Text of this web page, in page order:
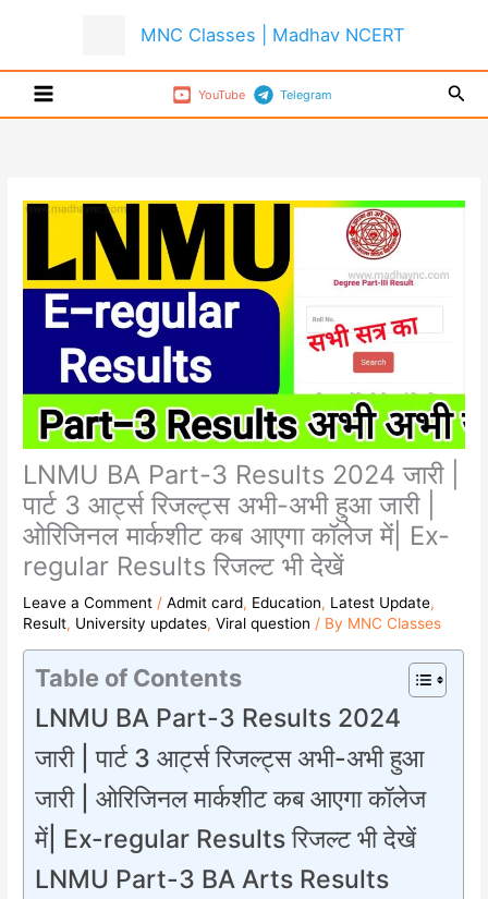
MNC Classes | Madhav NCERT
YouTube Telegram
LNMU BA Part-3 Results 2024 जारी |
पार्ट 3 आर्ट्स रिजल्ट्स अभी-अभी हुआ जारी |
ओरिजिनल मार्कशीट कब आएगा कॉलेज में| Ex-
regular Results रिजल्ट भी देखें
Leave a Comment /Admit card, Education, Latest Update,
Result, University updates,Viral question / By MNC Classes
Table of Contents
LNMU BA Part-3 Results 2024
जारी | पार्ट 3 आर्ट्स रिजल्ट्स अभी-अभी हुआ
जारी | ओरिजिनल मार्कशीट कब आएगा कॉलेज
में| Ex-regular Results रिजल्ट भी देखें
LNMU Part-3 BA Arts Results